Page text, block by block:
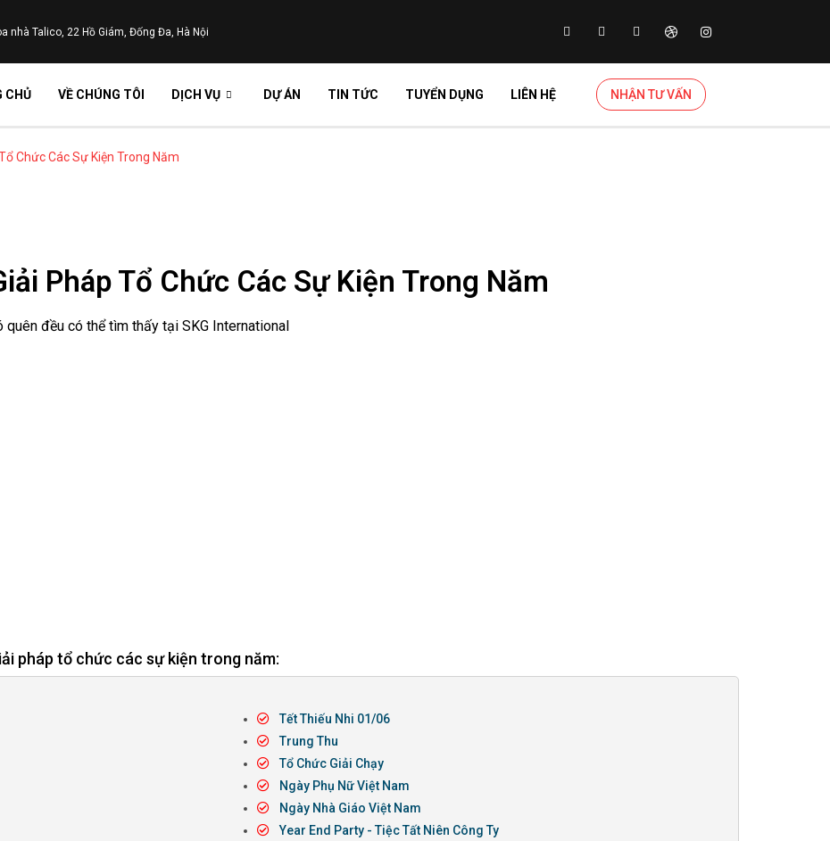
nhà Talico, 22 Hồ Giám, Đống Đa, Hà Nội
CHỦ VỀ CHÚNG TÔI DỊCH VỤ DỰ ÁN TIN TỨC TUYỂN DỤNG LIÊN HỆ NHẬN TƯ VẤN
Chức Các Sự Kiện Trong Năm
Pháp Tổ Chức Các Sự Kiện Trong Năm
đều có thể tìm thấy tại SKG International
pháp tổ chức các sự kiện trong năm:
Tết Thiếu Nhi 01/06
Trung Thu
Tổ Chức Giải Chạy
Ngày Phụ Nữ Việt Nam
Ngày Nhà Giáo Việt Nam
Year End Party - Tiệc Tất Niên Công Ty